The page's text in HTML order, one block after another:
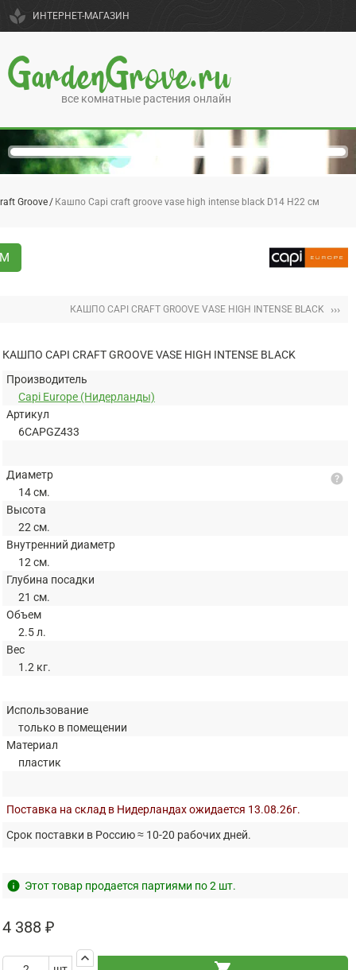
spa ИНТЕРНЕТ-МАГАЗИН
GardenGrove.ru
все комнатные растения онлайн
Groove Кашпо Capi craft groove vase high intense black D14 H22 см
КАШПО CAPI CRAFT GROOVE VASE HIGH INTENSE BLACK ›››
КАШПО CAPI CRAFT GROOVE VASE HIGH INTENSE BLACK
Производитель
Capi Europe (Нидерланды)
Артикул
6CAPGZ433
Диаметр
14 см.
Высота
22 см.
Внутренний диаметр
12 см.
Глубина посадки
21 см.
Объем
2.5 л.
Вес
1.2 кг.
help
Использование
только в помещении
Материал
пластик
Поставка на склад в Нидерландах ожидается 13.08.26г.
Срок поставки в Россию ≈ 10-20 рабочих дней.
info Этот товар продается партиями по 2 шт.
4 388 ₽
keyboard_arrow_up